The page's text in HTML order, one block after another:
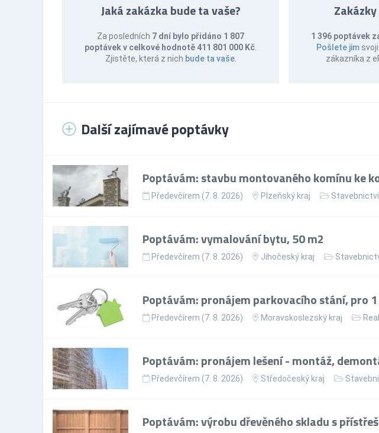
Jaká zakázka bude ta vaše?
Za posledních 7 dní bylo přidáno 1 807
poptávek v celkové hodnotě 411 801 000 Kč
Zjistěte, která z nich bude ta vaše.
1 396 poptávek
Pošlete jim
zákazníka z
Další zajímavé poptávky
Poptávám: stavbu montovaného komínu ke
Předevčírem (7. 8. 2026) Plzeňský kraj Stavebnictví
Poptávám: vymalování bytu, 50 m2
Předevčírem (7. 8. 2026) Jihočeský kraj
Poptávám: pronájem parkovacího stání, pro
Předevčírem (7. 8. 2026) Moravskoslezský kraj
Poptávám: pronájem lešení - montáž,
Předevčírem (7. 8. 2026) Středočeský kraj
Poptávám: výrobu dřevěného skladu s